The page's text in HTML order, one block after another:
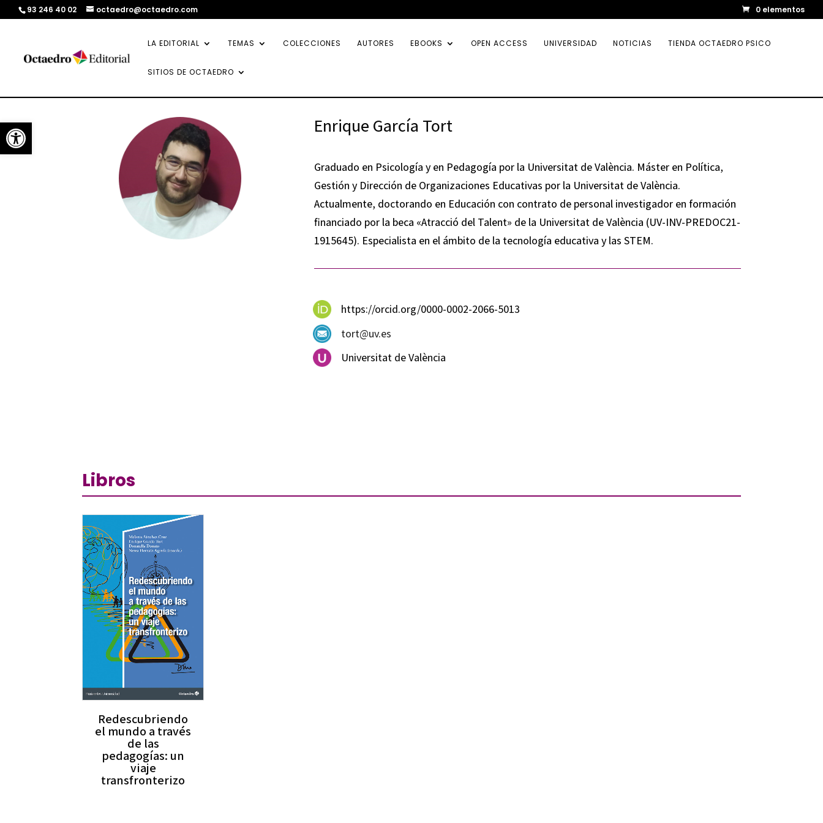
Abrir barra de herramientas
93 246 40 02 octaedro@octaedro.com 0 elementos
LA EDITORIAL TEMAS COLECCIONES AUTORES EBOOKS OPEN ACCESS UNIVERSIDAD NOTICIAS TIENDA OCTAEDRO PSICO
SITIOS DE OCTAEDRO
Enrique García Tort
Graduado en Psicología y en Pedagogía por la Universitat de València. Máster en Política,
Gestión y Dirección de Organizaciones Educativas por la Universitat de València.
Actualmente, doctorando en Educación con contrato de personal investigador en formación
financiado por la beca «Atracció del Talent» de la Universitat de València (UV-INV-PREDOC21-
1915645). Especialista en el ámbito de la tecnología educativa y las STEM.
https://orcid.org/0000-0002-2066-5013
tort@uv.es
Universitat de València
Libros
Redescubriendo
el mundo a través
de las
pedagogías: un
viaje
transfronterizo